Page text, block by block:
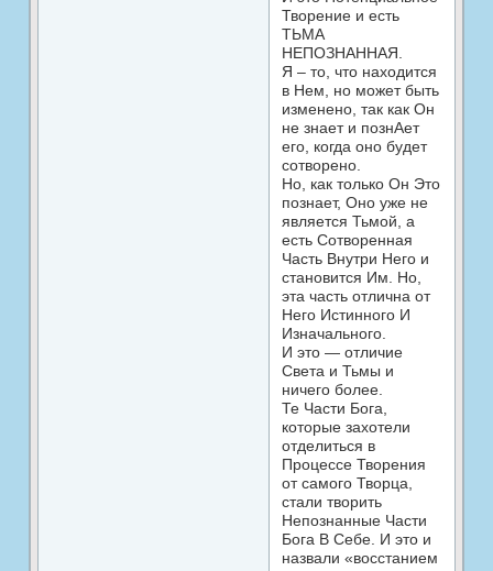
Творение и есть
ТЬМА
НЕПОЗНАННАЯ.
Я – то, что находится
в Нем, но может быть
изменено, так как Он
не знает и познАет
его, когда оно будет
сотворено.
Но, как только Он Это
познает, Оно уже не
является Тьмой, а
есть Сотворенная
Часть Внутри Него и
становится Им. Но,
эта часть отлична от
Него Истинного И
Изначального.
И это — отличие
Света и Тьмы и
ничего более.
Те Части Бога,
которые захотели
отделиться в
Процессе Творения
от самого Творца,
стали творить
Непознанные Части
Бога В Себе. И это и
назвали «восстанием